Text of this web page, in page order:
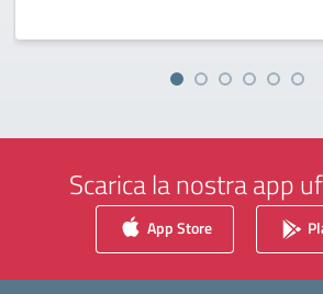
Scarica la nostra app
App Store